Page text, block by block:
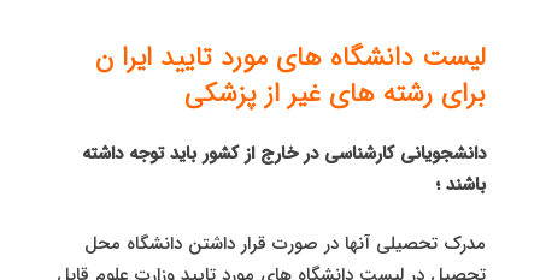
لیست دانشگاه های مورد تایید ایرا ن
برای رشته های غیر از پزشکی
دانشجویانی کارشناسی در خارج از کشور باید توجه داشته
باشند ؛
مدرک تحصیلی آنها در صورت قرار داشتن دانشگاه محل